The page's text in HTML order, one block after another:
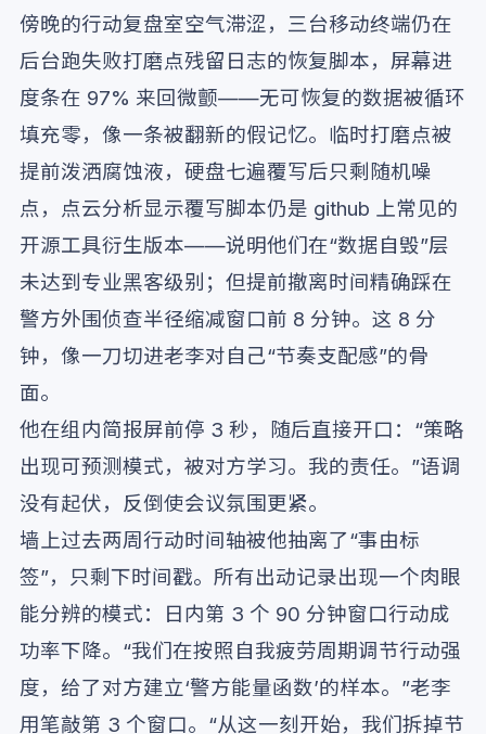
傍晚的行动复盘室空气滞涩，三台移动终端仍在
后台跑失败打磨点残留日志的恢复脚本，屏幕进
度条在 97% 来回微颤——无可恢复的数据被循环
填充零，像一条被翻新的假记忆。临时打磨点被
提前泼洒腐蚀液，硬盘七遍覆写后只剩随机噪
点，点云分析显示覆写脚本仍是 github 上常见的
开源工具衍生版本——说明他们在“数据自毁”层
未达到专业黑客级别；但提前撤离时间精确踩在
警方外围侦查半径缩减窗口前 8 分钟。这 8 分
钟，像一刀切进老李对自己“节奏支配感”的骨
面。
他在组内简报屏前停 3 秒，随后直接开口：“策略
出现可预测模式，被对方学习。我的责任。”语调
没有起伏，反倒使会议氛围更紧。
墙上过去两周行动时间轴被他抽离了“事由标
签”，只剩下时间戳。所有出动记录出现一个肉眼
能分辨的模式：日内第 3 个 90 分钟窗口行动成
功率下降。“我们在按照自我疲劳周期调节行动强
度，给了对方建立‘警方能量函数’的样本。”老李
用笔敲第 3 个窗口。“从这一刻开始，我们拆掉节